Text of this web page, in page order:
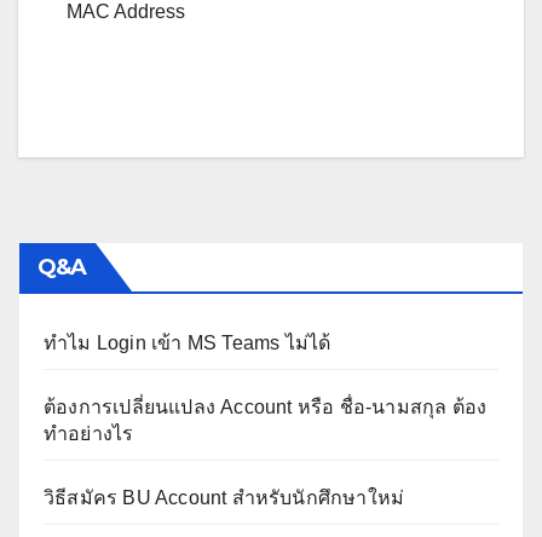
MAC Address
Q&A
ทำไม Login เข้า MS Teams ไม่ได้
ต้องการเปลี่ยนแปลง Account หรือ ชื่อ-นามสกุล ต้อง
ทำอย่างไร
วิธีสมัคร BU Account สำหรับนักศึกษาใหม่